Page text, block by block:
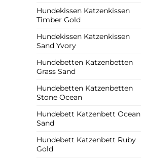
Hundekissen Katzenkissen
Timber Gold
Hundekissen Katzenkissen
Sand Yvory
Hundebetten Katzenbetten
Grass Sand
Hundebetten Katzenbetten
Stone Ocean
Hundebett Katzenbett Ocean
Sand
Hundebett Katzenbett Ruby
Gold